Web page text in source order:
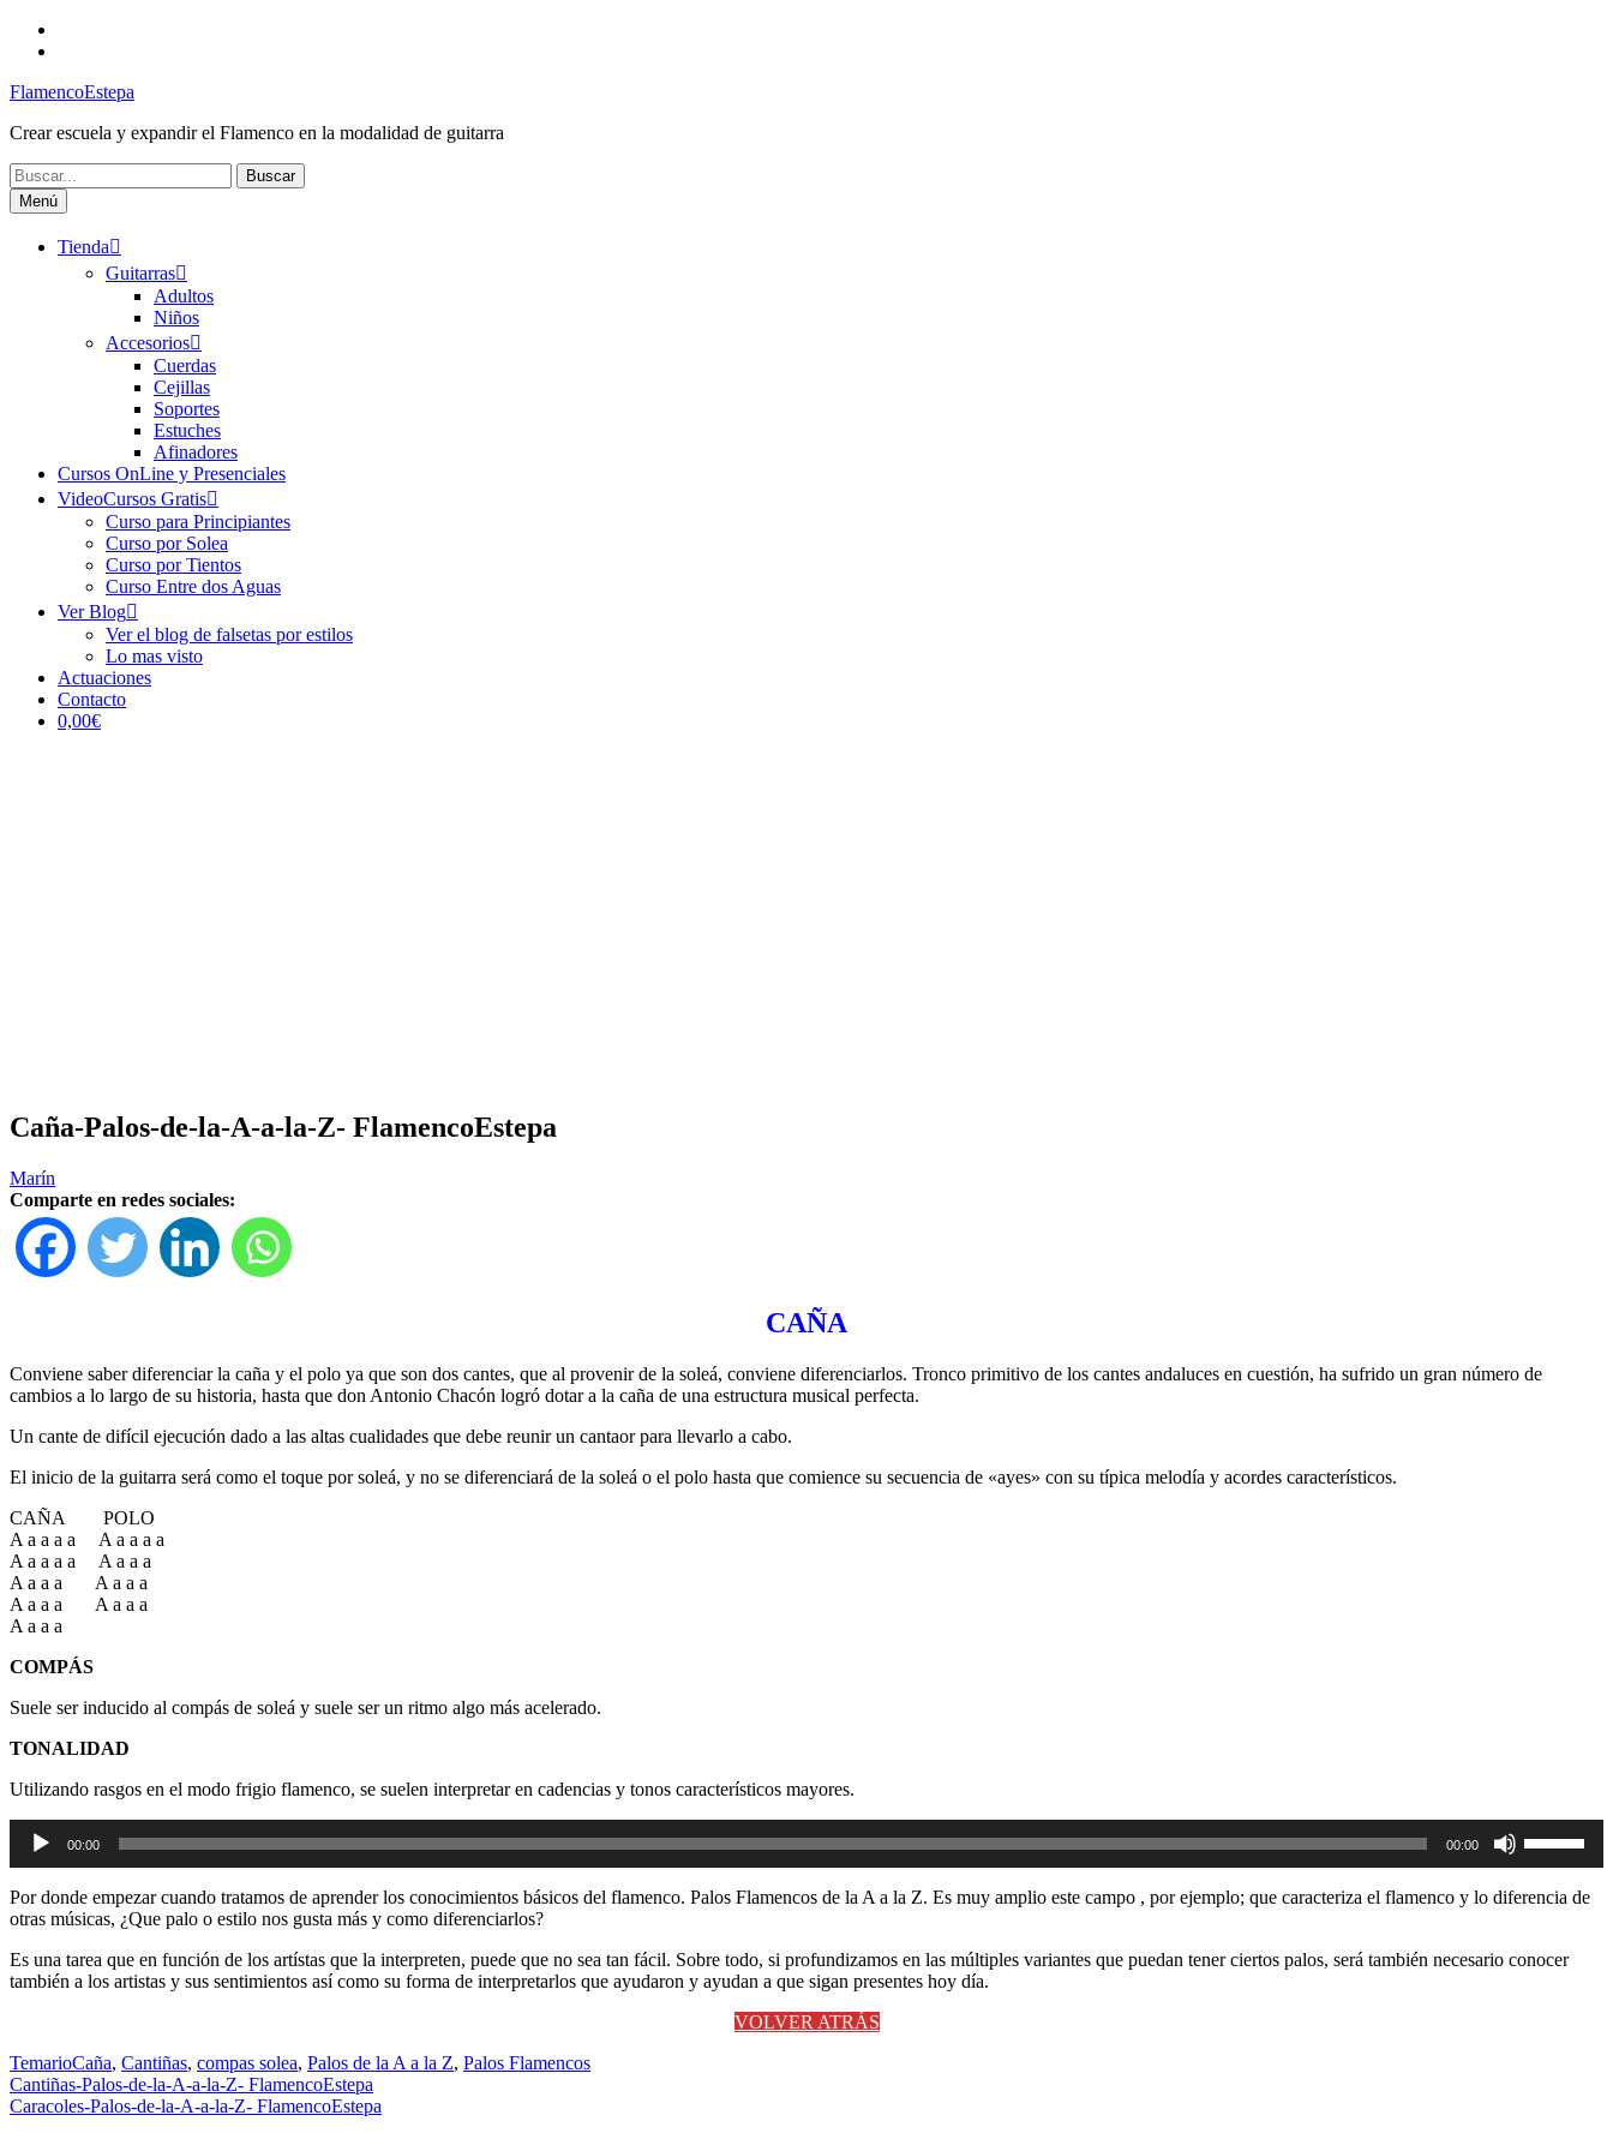
Saltar
FlamencoEstepa
Crear escuela y expandir el Flamenco en la modalidad de guitarra
Buscar:
Menú
Tienda
Guitarras
Adultos
Niños
Accesorios
Cuerdas
Cejillas
Soportes
Estuches
Afinadores
Cursos OnLine y Presenciales
VideoCursos Gratis
Curso para Principiantes
Curso por Solea
Curso por Tientos
Curso Entre dos Aguas
Ver Blog
Ver el blog de falsetas por estilos
Lo mas visto
Actuaciones
Contacto
0,00€
Caña-Palos-de-la-A-a-la-Z- FlamencoEstepa
Marín
Comparte en redes sociales:
CAÑA
Conviene saber diferenciar la caña y el polo ya que son dos cantes, que al provenir de la soleá, conviene diferenciarlos. Tronco primitivo de los cantes andaluces en cuestión, ha sufrido un gran número de
cambios a lo largo de su historia, hasta que don Antonio Chacón logró dotar a la caña de una estructura musical perfecta.
Un cante de difícil ejecución dado a las altas cualidades que debe reunir un cantaor para llevarlo a cabo.
El inicio de la guitarra será como el toque por soleá, y no se diferenciará de la soleá o el polo hasta que comience su secuencia de «ayes» con su típica melodía y acordes característicos.
CAÑA POLO
A a a a a A a a a a
A a a a a A a a a
A a a a A a a a
A a a a A a a a
A a a a
COMPÁS
Suele ser inducido al compás de soleá y suele ser un ritmo algo más acelerado.
TONALIDAD
Utilizando rasgos en el modo frigio flamenco, se suelen interpretar en cadencias y tonos característicos mayores.
Reproductor
audio
00:00 00:00
las
teclas
de
para
Por donde empezar cuando tratamos de aprender los conocimientos básicos del flamenco. Palos Flamencos de la A a la Z. Es muy amplio este campo , por ejemplo; que caracteriza el flamenco y lo diferencia de
otras músicas, ¿Que palo o estilo nos gusta más y como diferenciarlos?
Es una tarea que en función de los artístas que la interpreten, puede que no sea tan fácil. Sobre todo, si profundizamos en las múltiples variantes que puedan tener ciertos palos, será también necesario conocer
también a los artistas y sus sentimientos así como su forma de interpretarlos que ayudaron y ayudan a que sigan presentes hoy día.
VOLVER ATRÁS
TemarioCaña, Cantiñas, compas solea, Palos de la A a la Z, Palos Flamencos
Navegación
de
Cantiñas-Palos-de-la-A-a-la-Z- FlamencoEstepa
Caracoles-Palos-de-la-A-a-la-Z- FlamencoEstepa